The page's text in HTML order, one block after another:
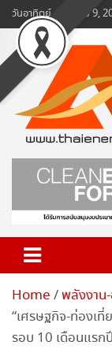
Skip
to
content
วันอาทิตย์, สิงหาคม 9,
ข่าวพลังงานและคมน
Home พลังงาน
“เศรษฐกิจ-ท่องเ
รอบ 10 เดือนแร